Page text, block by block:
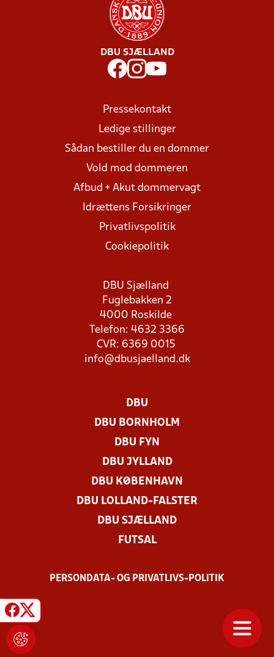
DBU SJÆLLAND
Pressekontakt
Ledige stillinger
Sådan bestiller du en dommer
Vold mod dommeren
Afbud + Akut dommervagt
Idrættens Forsikringer
Privatlivspolitik
Cookiepolitik
DBU Sjælland
Fuglebakken 2
4000 Roskilde
Telefon: 4632 3366
CVR: 6369 0015
info@dbusjaelland.dk
DBU
DBU BORNHOLM
DBU FYN
DBU JYLLAND
DBU KØBENHAVN
DBU LOLLAND-FALSTER
DBU SJÆLLAND
FUTSAL
PERSONDATA- OG PRIVATLIVS-POLITIK